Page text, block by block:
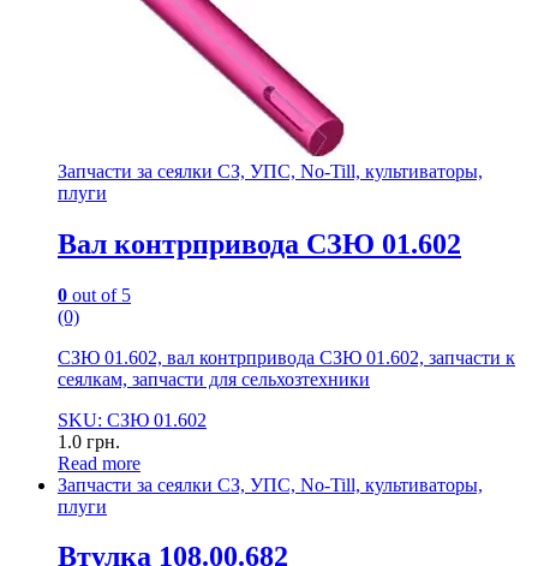
Запчасти за сеялки СЗ, УПС, No-Till, культиваторы,
плуги
Вал контрпривода СЗЮ 01.602
0 out of 5
(0)
СЗЮ 01.602, вал контрпривода СЗЮ 01.602, запчасти к
сеялкам, запчасти для сельхозтехники
SKU: СЗЮ 01.602
1.0 грн.
Read more
Запчасти за сеялки СЗ, УПС, No-Till, культиваторы,
плуги
Втулка 108.00.682